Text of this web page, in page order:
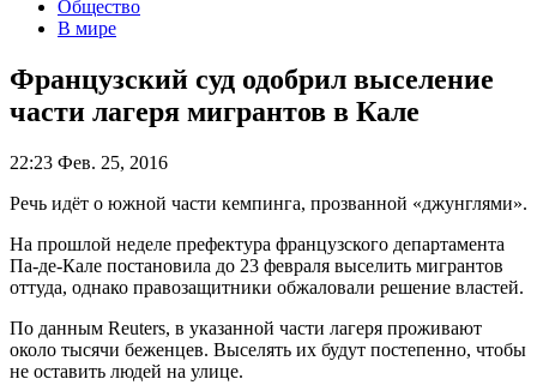
Общество
В мире
Французский суд одобрил выселение
части лагеря мигрантов в Кале
22:23 Фев. 25, 2016
Речь идёт о южной части кемпинга, прозванной «джунглями».
На прошлой неделе префектура французского департамента
Па-де-Кале постановила до 23 февраля выселить мигрантов
оттуда, однако правозащитники обжаловали решение властей.
По данным Reuters, в указанной части лагеря проживают
около тысячи беженцев. Выселять их будут постепенно, чтобы
не оставить людей на улице.